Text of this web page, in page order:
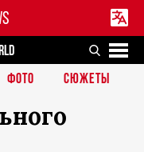
ФОТО СЮЖЕТЫ